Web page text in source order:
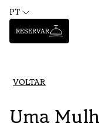
PT
RESERVAR
VOLTAR
Uma